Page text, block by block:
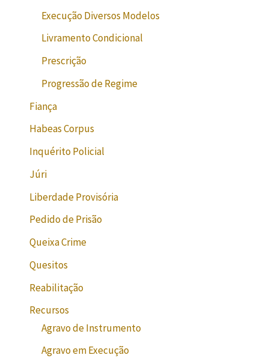
Execução Diversos Modelos
Livramento Condicional
Prescrição
Progressão de Regime
Fiança
Habeas Corpus
Inquérito Policial
Júri
Liberdade Provisória
Pedido de Prisão
Queixa Crime
Quesitos
Reabilitação
Recursos
Agravo de Instrumento
Agravo em Execução